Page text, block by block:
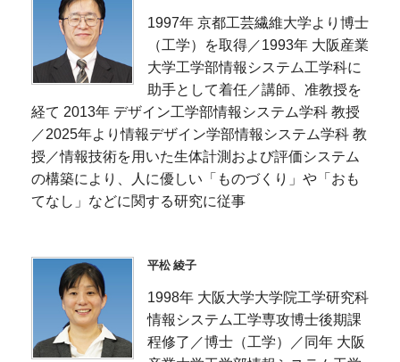
1997年 京都工芸繊維大学より博士
（工学）を取得／1993年 大阪産業
大学工学部情報システム工学科に
助手として着任／講師、准教授を
経て 2013年 デザイン工学部情報システム学科 教授
／2025年より情報デザイン学部情報システム学科 教
授／情報技術を用いた生体計測および評価システム
の構築により、人に優しい「ものづくり」や「おも
てなし」などに関する研究に従事
平松 綾子
1998年 大阪大学大学院工学研究科
情報システム工学専攻博士後期課
程修了／博士（工学）／同年 大阪